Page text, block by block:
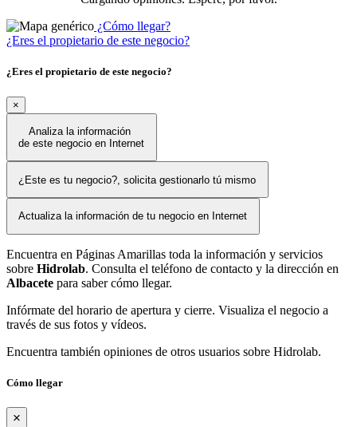
¿Cómo llegar?
¿Eres el propietario de este negocio?
¿Eres el propietario de este negocio?
×
Analiza la información
de este negocio en Internet
¿Este es tu negocio?, solicita gestionarlo tú mismo
Actualiza la información de tu negocio en Internet
Encuentra en Páginas Amarillas toda la información y servicios
sobre Hidrolab. Consulta el teléfono de contacto y la dirección en
Albacete para saber cómo llegar.
Infórmate del horario de apertura y cierre. Visualiza el negocio a
través de sus fotos y vídeos.
Encuentra también opiniones de otros usuarios sobre Hidrolab.
Cómo llegar
×